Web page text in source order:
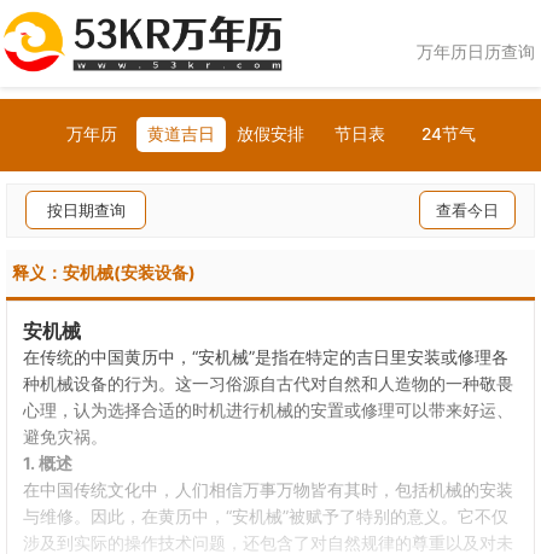
万年历日历查询
万年历 黄道吉日 放假安排 节日表 24节气
按日期查询 查看今日
释义：安机械(安装设备)
安机械
在传统的中国黄历中，“安机械”是指在特定的吉日里安装或修理各
种机械设备的行为。这一习俗源自古代对自然和人造物的一种敬畏
心理，认为选择合适的时机进行机械的安置或修理可以带来好运、
避免灾祸。
1. 概述
在中国传统文化中，人们相信万事万物皆有其时，包括机械的安装
与维修。因此，在黄历中，“安机械”被赋予了特别的意义。它不仅
涉及到实际的操作技术问题，还包含了对自然规律的尊重以及对未